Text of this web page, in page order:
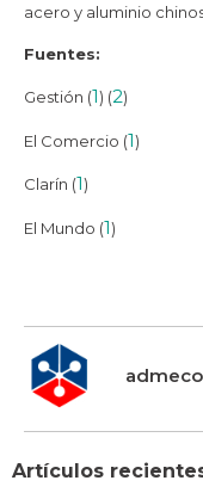
acero y aluminio
Fuentes:
Gestión (1) (2)
El Comercio (1)
Clarín (1)
El Mundo (1)
Artículos